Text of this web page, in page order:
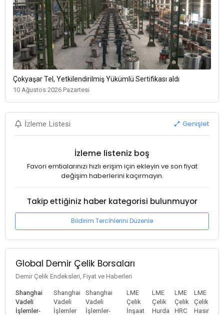
Çokyaşar Tel, Yetkilendirilmiş Yükümlü Sertifikası aldı
10 Ağustos 2026 Pazartesi
İzleme Listesi Genişlet
İzleme listeniz boş
Favori emtialarınızı hızlı erişim için ekleyin ve son fiyat
değişim haberlerini kaçırmayın.
Takip ettiğiniz haber kategorisi bulunmuyor
Bildirim Tercihlerini Düzenle
Global Demir Çelik Borsaları
Demir Çelik Endeksleri, Fiyat ve Haberleri
Shanghai
Vadeli
İşlemler-
Shanghai
Vadeli
İşlemler
Shanghai
Vadeli
İşlemler-
LME
Çelik
İnşaat
LME
Çelik
Hurda
LME
Çelik
HRC
LME
Çelik
Hasır